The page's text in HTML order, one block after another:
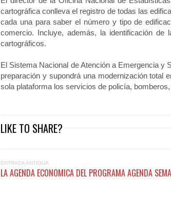
cartográfica conlleva el registro de todas las
cada una para saber el número y tipo de
comercio. Incluye, además, la identificación de
cartográficos.
El Sistema Nacional de Atención a Emergencia y
preparación y supondrá una modernización total
sola plataforma los servicios de policía,
LIKE TO SHARE?
ENTRADA ANTIGUA
LA AGENDA ECONOMICA DEL PROGRAMA AGENDA